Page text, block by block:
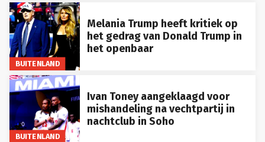
BUITENLAND
Melania Trump heeft kritiek op
het gedrag van Donald Trump in
het openbaar
BUITENLAND
Ivan Toney aangeklaagd voor
mishandeling na vechtpartij in
nachtclub in Soho